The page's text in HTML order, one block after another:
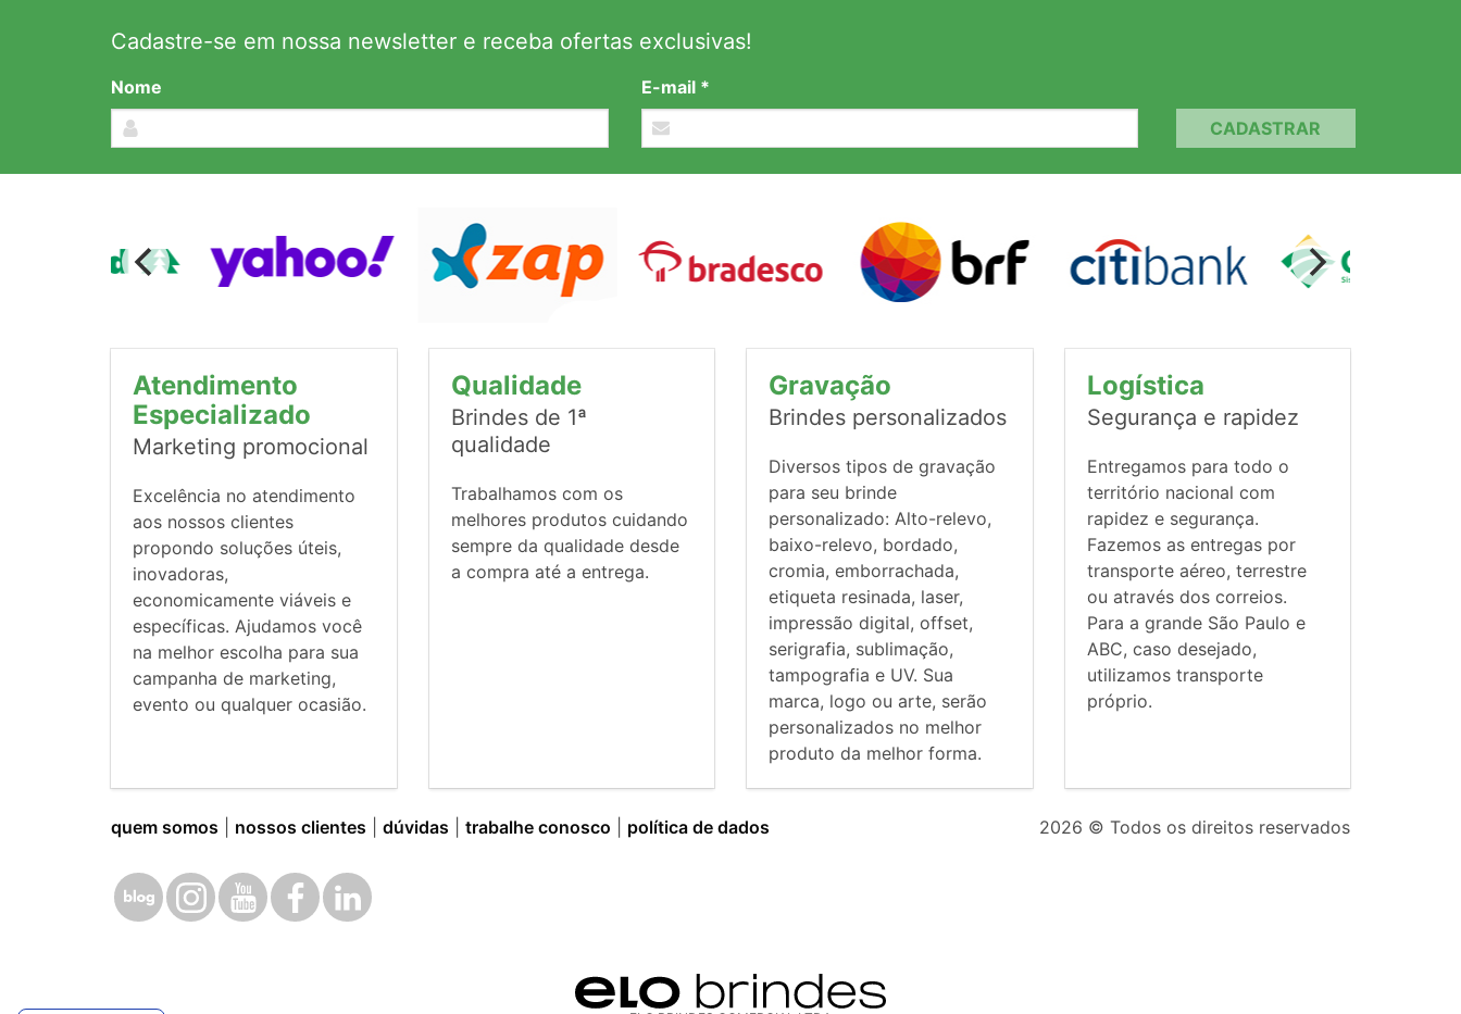
Cadastre-se em nossa newsletter e receba ofertas exclusivas!
Nome
E-mail *
CADASTRAR
Atendimento
Especializado
Marketing promocional
Excelência no atendimento
aos nossos clientes
propondo soluções úteis,
inovadoras,
economicamente viáveis e
específicas. Ajudamos você
na melhor escolha para sua
campanha de marketing,
evento ou qualquer ocasião.
Qualidade
Brindes de 1ª
qualidade
Trabalhamos com os
melhores produtos cuidando
sempre da qualidade desde
a compra até a entrega.
Gravação
Brindes personalizados
Diversos tipos de gravação
para seu brinde
personalizado: Alto-relevo,
baixo-relevo, bordado,
cromia, emborrachada,
etiqueta resinada, laser,
impressão digital, offset,
serigrafia, sublimação,
tampografia e UV. Sua
marca, logo ou arte, serão
personalizados no melhor
produto da melhor forma.
Logística
Segurança e rapidez
Entregamos para todo o
território nacional com
rapidez e segurança.
Fazemos as entregas por
transporte aéreo, terrestre
ou através dos correios.
Para a grande São Paulo e
ABC, caso desejado,
utilizamos transporte
próprio.
quem somos nossos clientes dúvidas trabalhe conosco política de dados 2026 © Todos os direitos reservados